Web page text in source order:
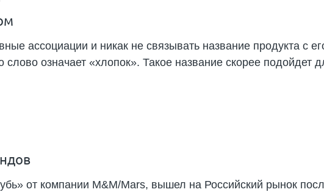
ассоциации и никак не связывать название продукта с
означает «хлопок». Такое название скорее подойдет
от компании M&M/Mars, вышел на Российский рынок